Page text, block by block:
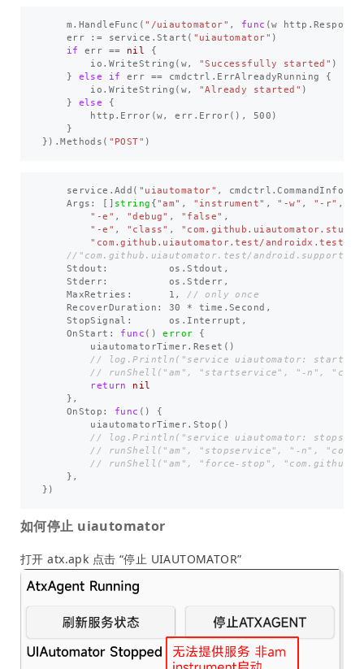
m . HandleFunc ( "/uiautomator" , func ( w http .
err
:= service .Start ( "uiautomator" )
if
err == nil
{
io . WriteString ( w, "Successfully started" )
}
else if err == cmdctrl . ErrAlreadyRunning
{
io . WriteString ( w, "Already started" )
}
else
{
http . Error (w, err . Error(), 500 )
}
}) . Methods ( "POST" )
service .Add ( "uiautomator" , cmdctrl .CommandInfo
Args : [] string {"am" , "instrument" , "-w" , "-r" ,
"-e" , "debug" , "false" ,
"-e" , "class" ,
"com.github.uiautomator.test/
//"com.github.uiautomator.test/
Stdout : os .Stdout ,
Stderr: os .Stderr ,
MaxRetries : 1 ,
// only once
RecoverDuration : 30 * time .Second ,
StopSignal : os . Interrupt ,
OnStart : func () error
{
uiautomatorTimer. Reset ()
// log.Println("service uiautomator:
// runShell("am", "startservice", "-n",
return
nil
},
OnStop : func ()
{
uiautomatorTimer. Stop ()
// log.Println("service uiautomator:
// runShell("am", "stopservice", "-n",
// runShell("am", "force-stop",
},
})
如何停止 uiautomator
打开 atx.apk 点击 “停止 UIAUTOMATOR”